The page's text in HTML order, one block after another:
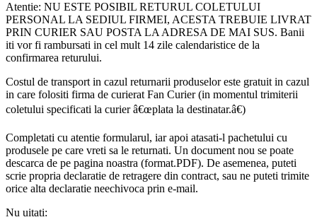
Atentie: NU ESTE POSIBIL RETURUL COLETULUI
PERSONAL LA SEDIUL FIRMEI, ACESTA TREBUIE LIVRAT
PRIN CURIER SAU POSTA LA ADRESA DE MAI SUS. Banii
iti vor fi rambursati in cel mult 14 zile calendaristice de la
confirmarea returului.
Costul de transport in cazul returnarii produselor este gratuit in cazul
in care folositi firma de curierat Fan Curier (in momentul trimiterii
coletului specificati la curier â€œplata la destinatar.â€)
Completati cu atentie formularul, iar apoi atasati-l pachetului cu
produsele pe care vreti sa le returnati. Un document nou se poate
descarca de pe pagina noastra (format.PDF). De asemenea, puteti
scrie propria declaratie de retragere din contract, sau ne puteti trimite
orice alta declaratie neechivoca prin e-mail.
Nu uitati: